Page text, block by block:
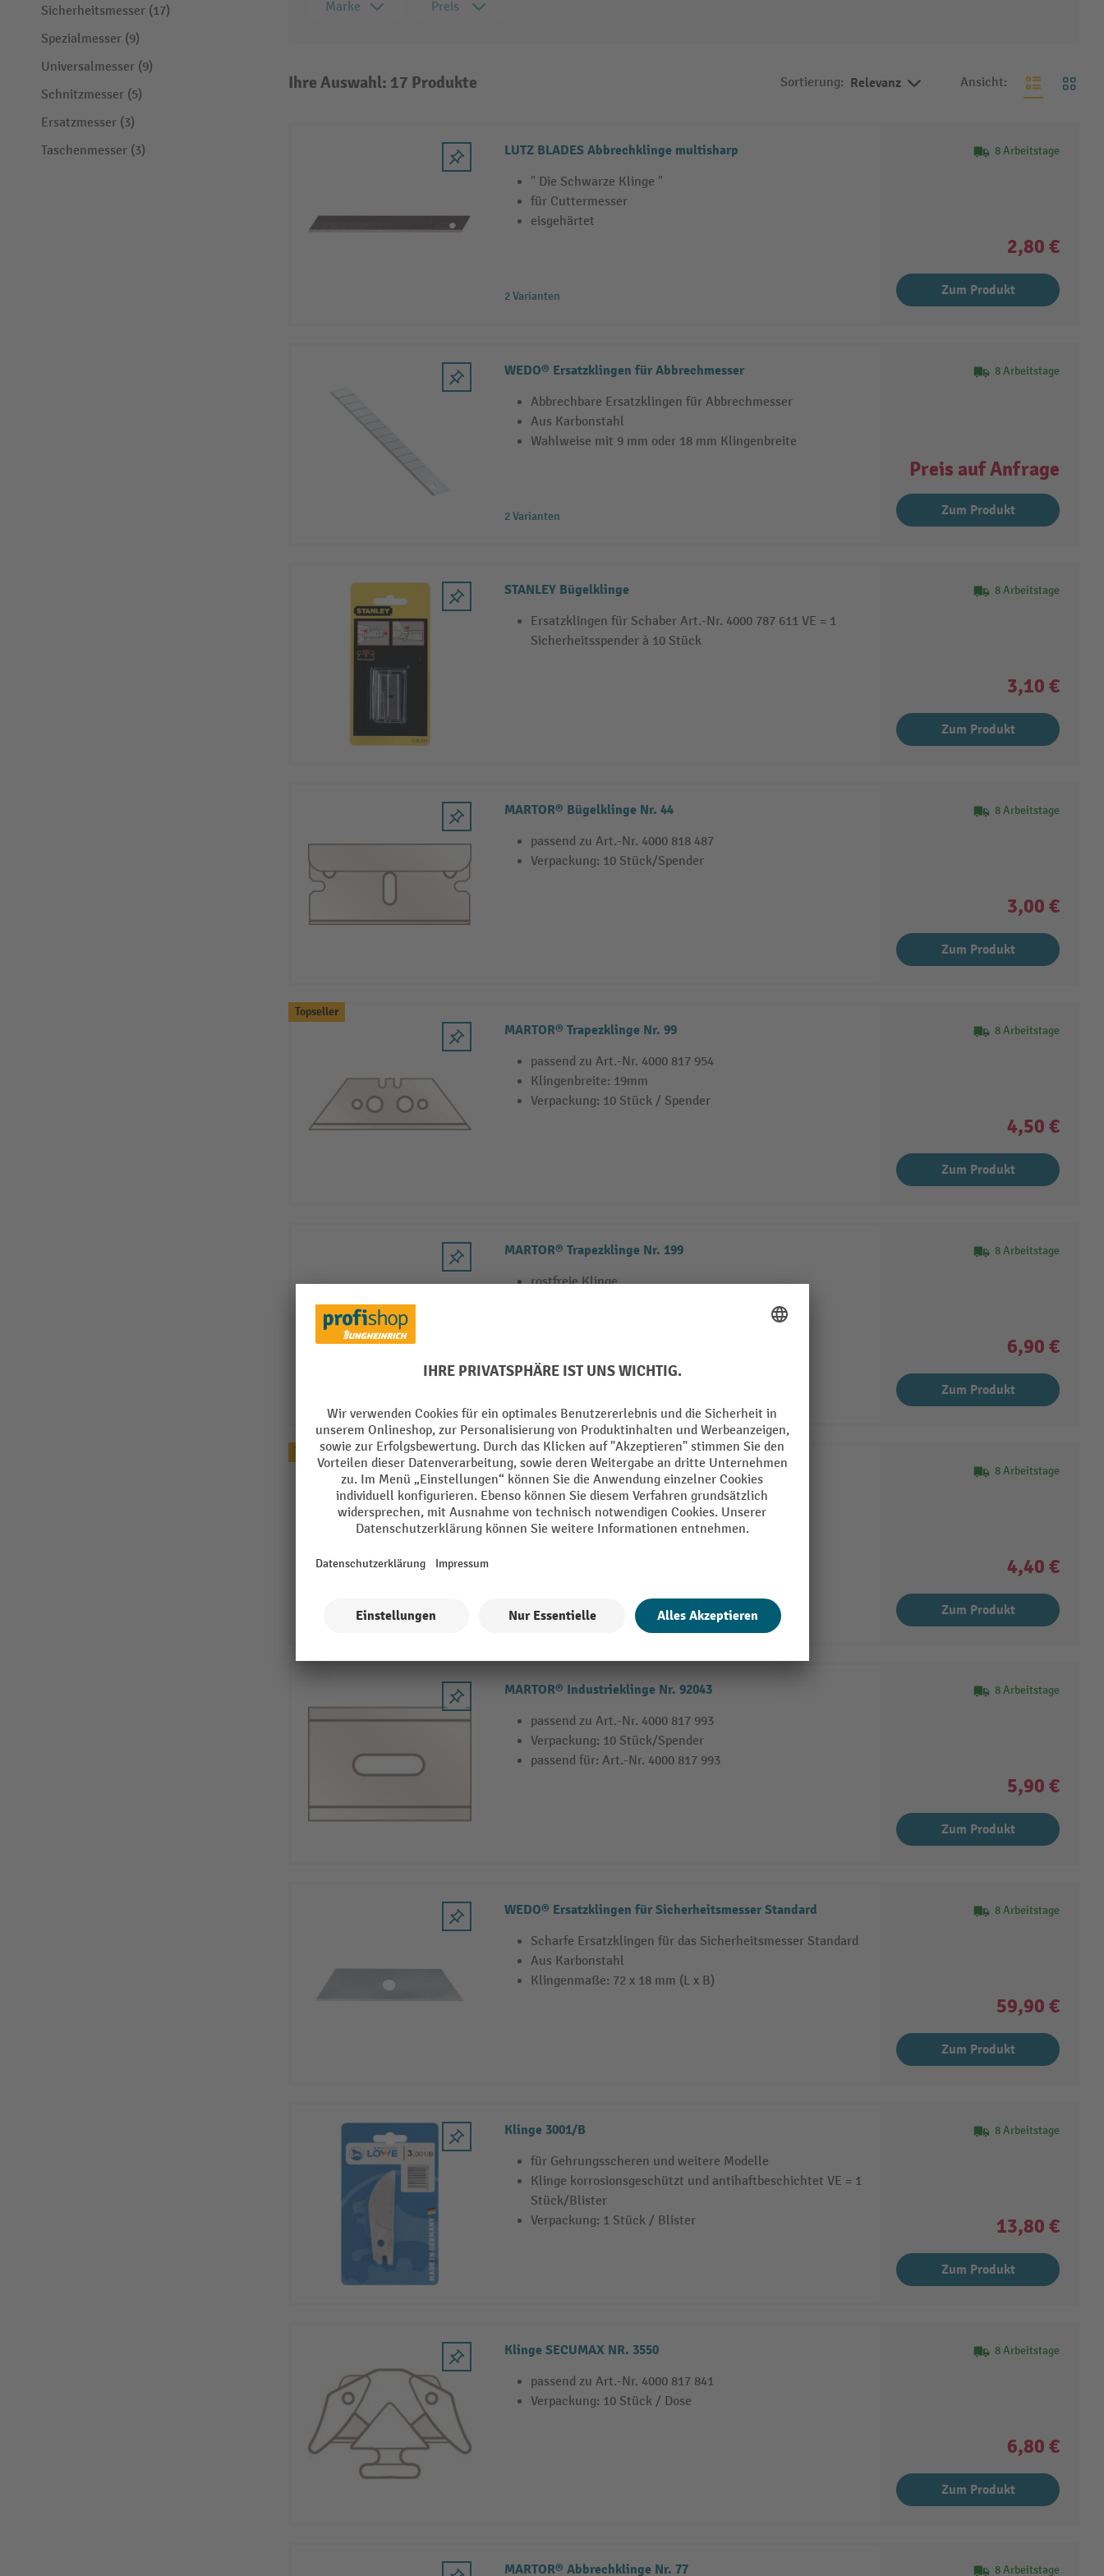
Sicherheitsmesser (17)
Spezialmesser (9)
Universalmesser (9)
Schnitzmesser (5)
Ersatzmesser (3)
Taschenmesser (3)
Marke Preis
Ihre Auswahl: 17 Produkte Sortierung: Relevanz Ansicht:
LUTZ BLADES Abbrechklinge multisharp
″ Die Schwarze Klinge ″
für Cuttermesser
eisgehärtet
2 Varianten
8 Arbeitstage
2,80 €
Zum Produkt
WEDO® Ersatzklingen für Abbrechmesser
Abbrechbare Ersatzklingen für Abbrechmesser
Aus Karbonstahl
Wahlweise mit 9 mm oder 18 mm Klingenbreite
2 Varianten
8 Arbeitstage
Preis auf Anfrage
Zum Produkt
STANLEY Bügelklinge
Ersatzklingen für Schaber Art.-Nr. 4000 787 611 VE = 1
Sicherheitsspender à 10 Stück
8 Arbeitstage
3,10 €
Zum Produkt
MARTOR® Bügelklinge Nr. 44
passend zu Art.-Nr. 4000 818 487
Verpackung: 10 Stück/Spender
8 Arbeitstage
3,00 €
Zum Produkt
Topseller
MARTOR® Trapezklinge Nr. 99
passend zu Art.-Nr. 4000 817 954
Klingenbreite: 19mm
Verpackung: 10 Stück / Spender
8 Arbeitstage
4,50 €
Zum Produkt
MARTOR® Trapezklinge Nr. 199
rostfreie Klinge
8 Arbeitstage
6,90 €
Zum Produkt
Topseller
MARTOR® Trapezklinge Nr. 5232, Ersatzklingen
passend zu Art.-Nr. 4000 817 801, 4000 818 066
Klingenbreite: 19mm
8 Arbeitstage
4,40 €
Zum Produkt
MARTOR® Industrieklinge Nr. 92043
passend zu Art.-Nr. 4000 817 993
Verpackung: 10 Stück/Spender
passend für: Art.-Nr. 4000 817 993
8 Arbeitstage
5,90 €
Zum Produkt
WEDO® Ersatzklingen für Sicherheitsmesser Standard
Scharfe Ersatzklingen für das Sicherheitsmesser Standard
Aus Karbonstahl
Klingenmaße: 72 x 18 mm (L x B)
8 Arbeitstage
59,90 €
Zum Produkt
Klinge 3001/B
für Gehrungsscheren und weitere Modelle
Klinge korrosionsgeschützt und antihaftbeschichtet VE = 1
Stück/Blister
Verpackung: 1 Stück / Blister
8 Arbeitstage
13,80 €
Zum Produkt
Klinge SECUMAX NR. 3550
passend zu Art.-Nr. 4000 817 841
Verpackung: 10 Stück / Dose
8 Arbeitstage
6,80 €
Zum Produkt
MARTOR® Abbrechklinge Nr. 77 8 Arbeitstage